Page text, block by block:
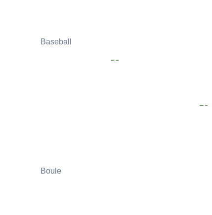
Baseball
Boule